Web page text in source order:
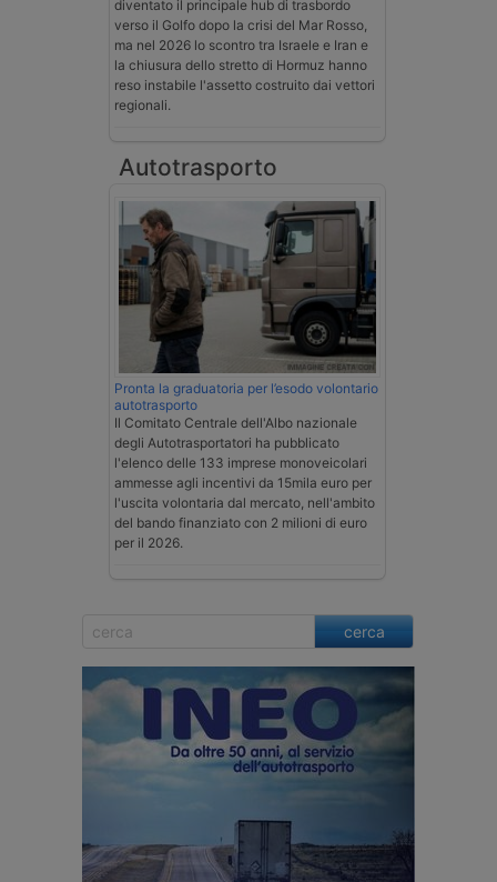
diventato il principale hub di trasbordo
verso il Golfo dopo la crisi del Mar Rosso,
ma nel 2026 lo scontro tra Israele e Iran e
la chiusura dello stretto di Hormuz hanno
reso instabile l'assetto costruito dai vettori
regionali.
Autotrasporto
Pronta la graduatoria per l’esodo volontario
autotrasporto
Il Comitato Centrale dell'Albo nazionale
degli Autotrasportatori ha pubblicato
l'elenco delle 133 imprese monoveicolari
ammesse agli incentivi da 15mila euro per
l'uscita volontaria dal mercato, nell'ambito
del bando finanziato con 2 milioni di euro
per il 2026.
cerca